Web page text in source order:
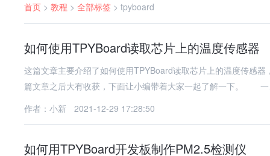
首页 > 教程 > 全部标签 > tpyboard
如何使用TPYBoard读取芯片上的温度传感器
这篇文章主要介绍了如何使用TPYBoard读取芯片上的温度传感
篇文章之后大有收获，下面让小编带着大家一起了解一下。 一
作者：小新
2021-12-29 17:28:50
如何用TPYBoard开发板制作PM2.5检测仪